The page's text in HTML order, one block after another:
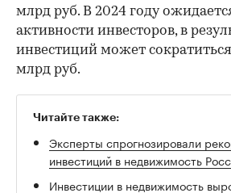
млрд руб. В 2024 году
активности инвесторов, в
инвестиций может
млрд руб.
Читайте также:
Эксперты спрогнозировали
инвестиций в недвижимость
Инвестиции в недвижимость